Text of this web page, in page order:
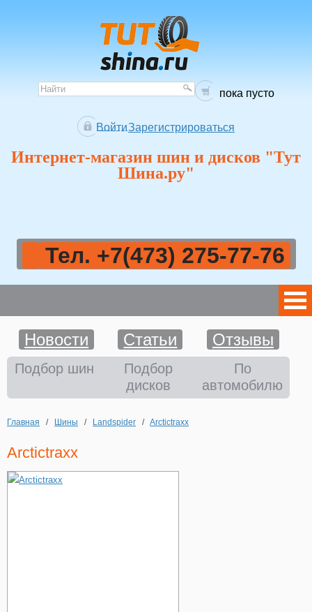
пока пусто
Зарегистрироваться
Войти
Интернет-магазин шин и дисков "Тут
Шина.ру"
Тел. +7(473) 275-77-76
Шины
Диски
Аккумуляторы
Аксессуары
Новости Статьи Отзывы
Подбор шин
Подбор
дисков
По
автомобилю
Главная / Шины / Landspider / Arctictraxx
Arctictraxx